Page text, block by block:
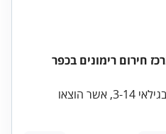
חירום רימונים בכפר
למרכז החירום מגיעים ילדים בגילאי 3-14, אשר הוצאו